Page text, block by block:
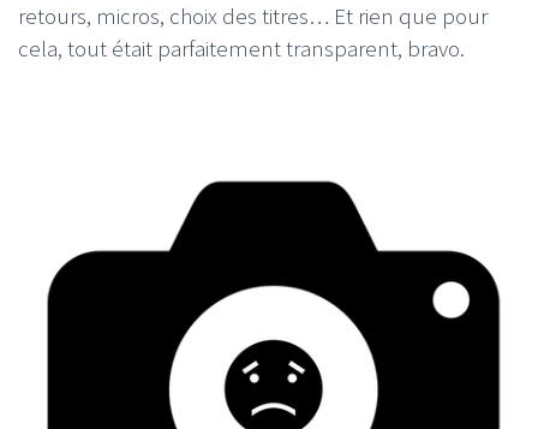
retours, micros, choix des titres… Et rien que pour
cela, tout était parfaitement transparent, bravo.